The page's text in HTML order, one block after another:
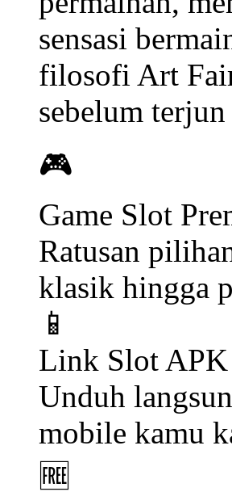
sensasi
filosofi Art
sebelum
🎮
Game Slot
Ratusan
klasik hingga
📱
Link Slot APK
Unduh
mobile kamu
🆓